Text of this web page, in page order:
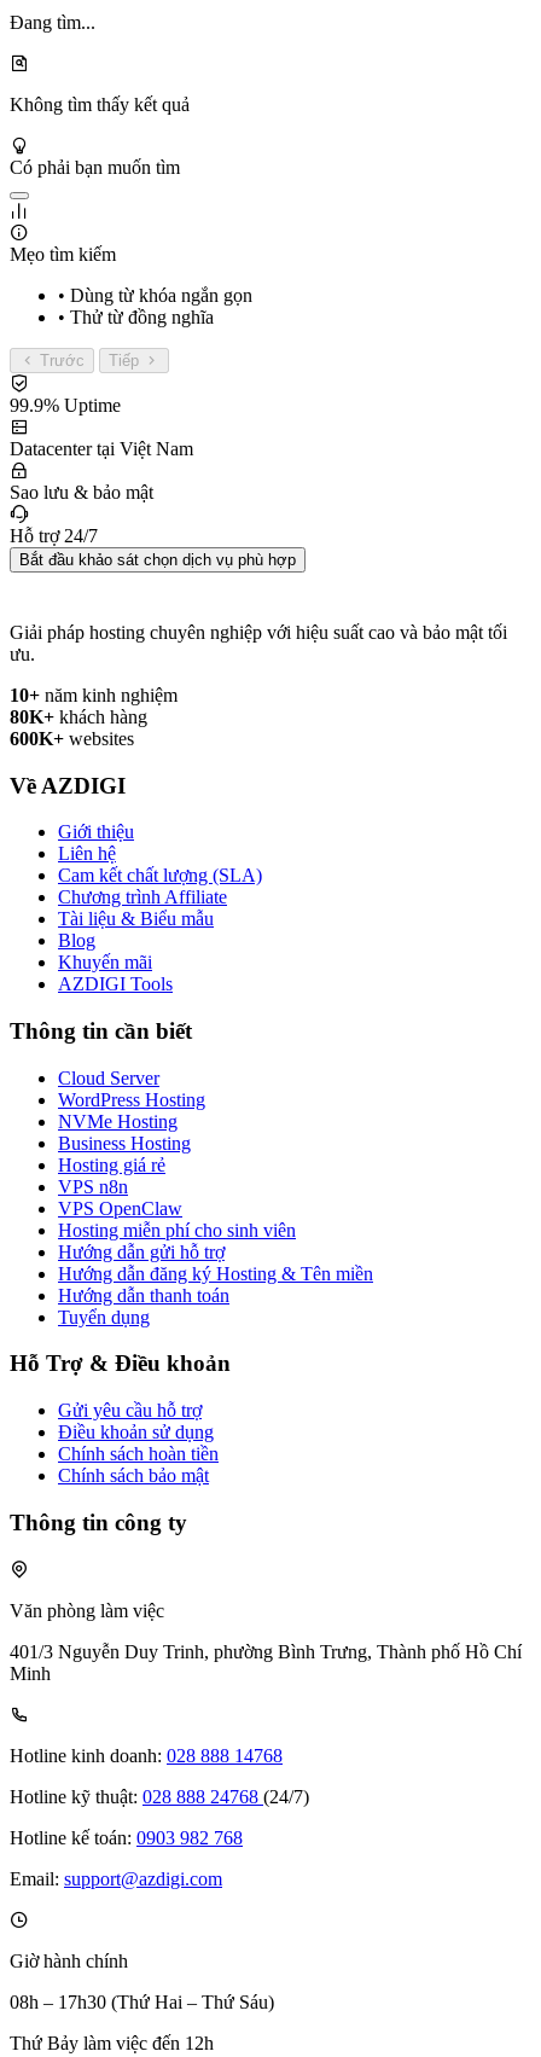
Đang tìm...
Không tìm thấy kết quả
Có phải bạn muốn tìm
Mẹo tìm kiếm
• Dùng từ khóa ngắn gọn
• Thử từ đồng nghĩa
Trước Tiếp
99.9% Uptime
Datacenter tại Việt Nam
Sao lưu & bảo mật
Hỗ trợ 24/7
Bắt đầu khảo sát chọn dịch vụ phù hợp
Giải pháp hosting chuyên nghiệp với hiệu suất cao và bảo mật tối
ưu.
10+ năm kinh nghiệm
80K+ khách hàng
600K+ websites
Về AZDIGI
Giới thiệu
Liên hệ
Cam kết chất lượng (SLA)
Chương trình Affiliate
Tài liệu & Biểu mẫu
Blog
Khuyến mãi
AZDIGI Tools
Thông tin cần biết
Cloud Server
WordPress Hosting
NVMe Hosting
Business Hosting
Hosting giá rẻ
VPS n8n
VPS OpenClaw
Hosting miễn phí cho sinh viên
Hướng dẫn gửi hỗ trợ
Hướng dẫn đăng ký Hosting & Tên miền
Hướng dẫn thanh toán
Tuyển dụng
Hỗ Trợ & Điều khoản
Gửi yêu cầu hỗ trợ
Điều khoản sử dụng
Chính sách hoàn tiền
Chính sách bảo mật
Thông tin công ty
Văn phòng làm việc
401/3 Nguyễn Duy Trinh, phường Bình Trưng, Thành phố Hồ Chí
Minh
Hotline kinh doanh: 028 888 14768
Hotline kỹ thuật: 028 888 24768 (24/7)
Hotline kế toán: 0903 982 768
Email: support@azdigi.com
Giờ hành chính
08h – 17h30 (Thứ Hai – Thứ Sáu)
Thứ Bảy làm việc đến 12h